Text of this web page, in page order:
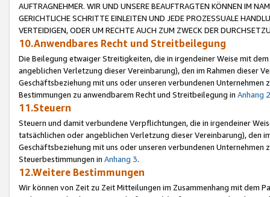
AUFTRAGNEHMER. WIR UND UNSERE BEAUFTRAGTEN KÖNNEN IM
GERICHTLICHE SCHRITTE EINLEITEN UND JEDE PROZESSUALE
VERTEIDIGEN, ODER UM RECHTE AUCH ZUM ZWECK DER
10.Anwendbares Recht und Streitbeilegung
Die Beilegung etwaiger Streitigkeiten, die in irgendeiner Weise mit
angeblichen Verletzung dieser Vereinbarung), den im Rahmen dieser
Geschäftsbeziehung mit uns oder unseren verbundenen
Bestimmungen zu anwendbarem Recht und Streitbeilegung in Anhang 2
11.Steuern
Steuern und damit verbundene Verpflichtungen, die in irgendeiner
tatsächlichen oder angeblichen Verletzung dieser Vereinbarung), den
Geschäftsbeziehung mit uns oder unseren verbundenen
Steuerbestimmungen in Anhang 3.
12.Weitere Bestimmungen
Wir können von Zeit zu Zeit Mitteilungen im Zusammenhang mit dem